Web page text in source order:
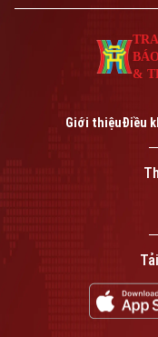
phép số: Số 63/GP-TTDT,
TRANG THÔNG TIN ĐIỆN TỬ
CỦA CƠ QUAN BÁO VÀ
Số 3-5 Huỳnh Thúc Kháng-
&
Giới thiệuĐiều